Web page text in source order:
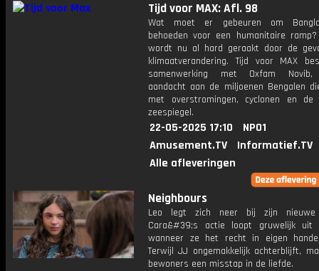
Tijd voor MAX: Afl. 98
Wat moet er gebeuren om
behoeden voor een humanitaire
wordt nu al hard geraakt door de
klimaatverandering. Tijd voor MAX
samenwerking met Oxfam Novib,
aandacht aan de miljoenen Bengalen
met overstromingen, cyclonen en de
zeespiegel.
22-05-2025 17:10
NPO1
Amusement.TV
Informatief.TV
Alle afleveringen
Neighbours
Leo legt zich neer bij zijn nieuwe
Cara&#39;s actie loopt gruwelijk uit
wanneer ze het recht in eigen
Terwijl JJ ongemakkelijk achterblijft,
bewoners een misstap in de liefde.